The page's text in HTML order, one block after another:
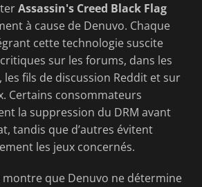
Assassin's Creed Black Flag
à cause de Denuvo. Chaque
cette technologie suscite
sur les forums, dans les
les fils de discussion Reddit et sur
Certains consommateurs
la suppression du DRM avant
tandis que d’autres évitent
les jeux concernés.
montre que Denuvo ne détermine